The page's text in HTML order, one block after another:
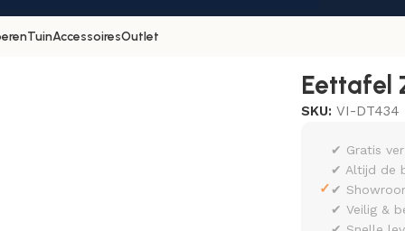
TuinAccessoiresOutlet
Eettafel
SKU:VI-DT434
✓
✔ Gratis
✔ Altijd de
✔
✔ Veilig &